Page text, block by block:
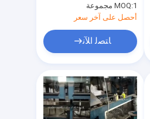
MOQ:1 مجموعة
أحصل على آخر سعر
ﺎﺘﺼﻟ ﺍﻶﻧ